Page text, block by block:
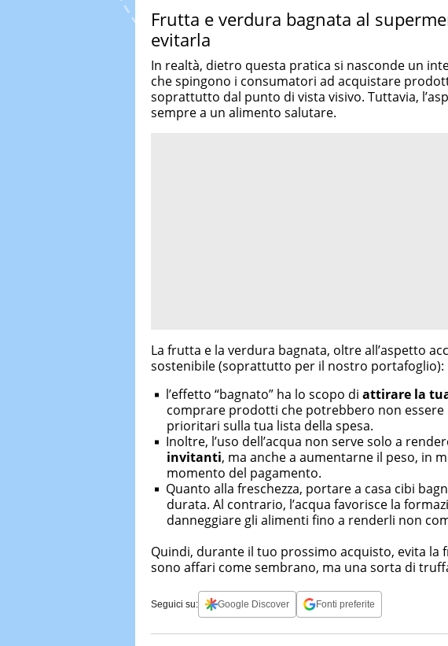
Frutta e verdura bagnata al
evitarla
In realtà, dietro questa pratica si nasconde un
che spingono i consumatori ad acquistare
soprattutto dal punto di vista visivo. Tuttavia,
sempre a un alimento salutare.
La frutta e la verdura bagnata, oltre all’aspetto
sostenibile (soprattutto per il nostro portafoglio):
l’effetto “bagnato” ha lo scopo di attirare la
comprare prodotti che potrebbero non
prioritari sulla tua lista della spesa.
Inoltre, l’uso dell’acqua non serve solo a
invitanti, ma anche a aumentarne il peso, in
momento del pagamento.
Quanto alla freschezza, portare a casa cibi
durata. Al contrario, l’acqua favorisce la
danneggiare gli alimenti fino a renderli non
Quindi, durante il tuo prossimo acquisto, evita la
sono affari come sembrano, ma una sorta di
Seguici su: Google Discover Fonti preferite